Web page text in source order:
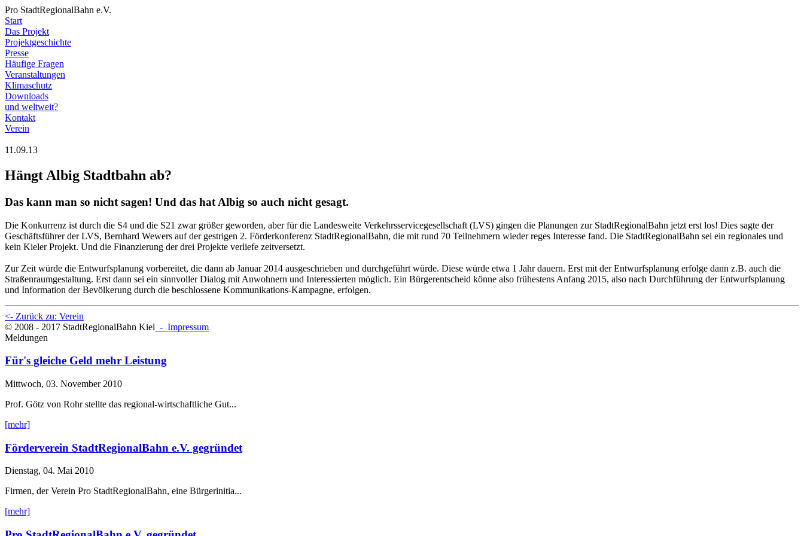
Pro StadtRegionalBahn e.V.
Start
Das Projekt
Projektgeschichte
Presse
Häufige Fragen
Veranstaltungen
Klimaschutz
Downloads
und weltweit?
Kontakt
Verein
11.09.13
Hängt Albig Stadtbahn ab?
Das kann man so nicht sagen! Und das hat Albig so auch nicht gesagt.
Die Konkurrenz ist durch die S4 und die S21 zwar größer geworden, aber für die Landesweite Verkehrsservicegesellschaft (LVS) gingen die Planungen zur StadtRegionalBahn jetzt erst los! Dies sagte der
Geschäftsführer der LVS, Bernhard Wewers auf der gestrigen 2. Förderkonferenz StadtRegionalBahn, die mit rund 70 Teilnehmern wieder reges Interesse fand. Die StadtRegionalBahn sei ein regionales und
kein Kieler Projekt. Und die Finanzierung der drei Projekte verliefe zeitversetzt.
Zur Zeit würde die Entwurfsplanung vorbereitet, die dann ab Januar 2014 ausgeschrieben und durchgeführt würde. Diese würde etwa 1 Jahr dauern. Erst mit der Entwurfsplanung erfolge dann z.B. auch die
Straßenraumgestaltung. Erst dann sei ein sinnvoller Dialog mit Anwohnern und Interessierten möglich. Ein Bürgerentscheid könne also frühestens Anfang 2015, also nach Durchführung der Entwurfsplanung
und Information der Bevölkerung durch die beschlossene Kommunikations-Kampagne, erfolgen.
<- Zurück zu: Verein
© 2008 - 2017 StadtRegionalBahn Kiel - Impressum
Meldungen
Für's gleiche Geld mehr Leistung
Mittwoch, 03. November 2010
Prof. Götz von Rohr stellte das regional-wirtschaftliche Gut...
[mehr]
Förderverein StadtRegionalBahn e.V. gegründet
Dienstag, 04. Mai 2010
Firmen, der Verein Pro StadtRegionalBahn, eine Bürgerinitia...
[mehr]